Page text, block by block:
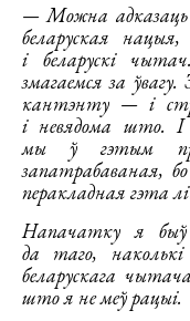
— Можна адказаць
беларуская нацыя,
і беларускі
змагаемся за
кантэнту — і
і невядома што. І
мы ў гэтым
запатрабаваная,
перакладная гэта
Напачатку я быў
да таго,
беларускага
што я не меў рацыі.